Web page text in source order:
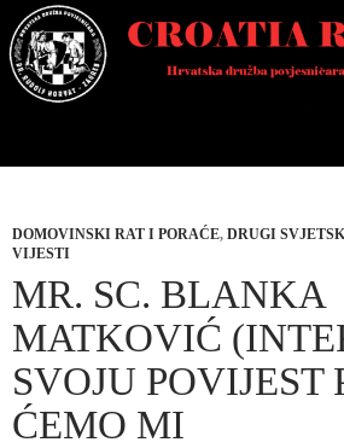
Skoči
do
sadržaja
DOMOVINSKI RAT I PORAĆE, DRUGI
VIJESTI
MR. SC. BLANKA
MATKOVIĆ
SVOJU POVIJEST
ĆEMO MI